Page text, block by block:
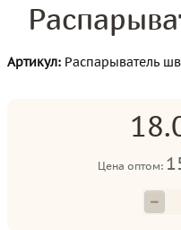
Артикул: Распарыватель
Цена оптом: